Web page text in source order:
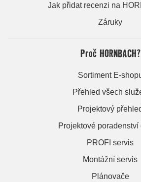
Jak přidat recenzi na
Záruky
Proč HORNBACH?
Sortiment E-
Přehled všech
Projektový
Projektové poradenství
PROFI servis
Montážní servis
Plánovače